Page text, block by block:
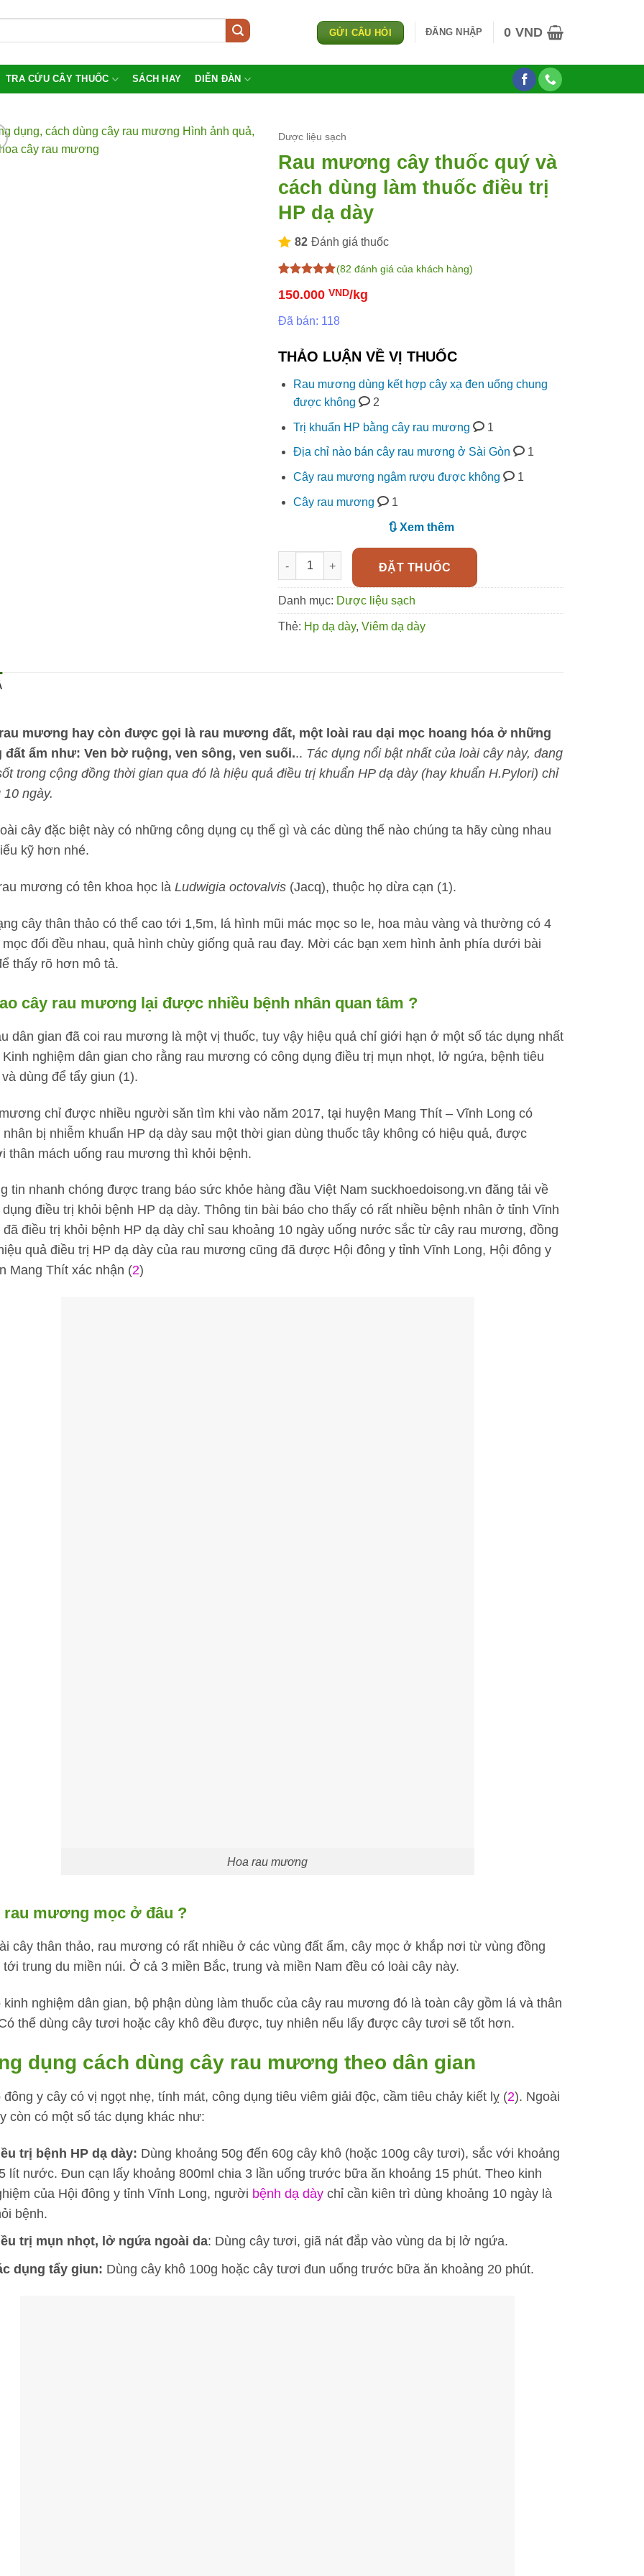
GỬI CÂU HỎI ĐĂNG NHẬP 0 VND
TRA CỨU CÂY THUỐC SÁCH HAY DIỄN ĐÀN
Dược liệu sạch
Rau mương cây thuốc quý và
cách dùng làm thuốc điều trị
HP dạ dày
82 Đánh giá thuốc
dựa trên
(82 đánh giá của khách hàng)
150.000 VND/kg
Đã bán: 118
THẢO LUẬN VỀ VỊ THUỐC
Rau mương dùng kết hợp cây xạ đen uống chung
được không
2
Trị khuẩn HP bằng cây rau mương 1
Địa chỉ nào bán cây rau mương ở Sài Gòn 1
Cây rau mương ngâm rượu được không 1
Cây rau mương 1
🔃 Xem thêm
Rau mương cây thuốc quý và cách dùng làm thuốc điều trị HP dạ dày số
ĐẶT THUỐC
Danh mục: Dược liệu sạch
Thẻ: Hp dạ dày, Viêm dạ dày
mương hay còn được gọi là rau mương đất, một loài rau dại mọc hoang hóa ở những
đất ẩm như: Ven bờ ruộng, ven sông, ven suối... Tác dụng nổi bật nhất của loài cây này, đang
trong cộng đồng thời gian qua đó là hiệu quả điều trị khuẩn HP dạ dày (hay khuẩn H.Pylori) chỉ
10 ngày.
cây đặc biệt này có những công dụng cụ thể gì và các dùng thế nào chúng ta hãy cùng nhau
kỹ hơn nhé.
mương có tên khoa học là Ludwigia octovalvis (Jacq), thuộc họ dừa cạn (1).
cây thân thảo có thể cao tới 1,5m, lá hình mũi mác mọc so le, hoa màu vàng và thường có 4
mọc đối đều nhau, quả hình chùy giống quả rau đay. Mời các bạn xem hình ảnh phía dưới bài
thấy rõ hơn mô tả.
cây rau mương lại được nhiều bệnh nhân quan tâm ?
dân gian đã coi rau mương là một vị thuốc, tuy vậy hiệu quả chỉ giới hạn ở một số tác dụng nhất
Kinh nghiệm dân gian cho rằng rau mương có công dụng điều trị mụn nhọt, lở ngứa, bệnh tiêu
dùng để tẩy giun (1).
chỉ được nhiều người săn tìm khi vào năm 2017, tại huyện Mang Thít – Vĩnh Long có
nhân bị nhiễm khuẩn HP dạ dày sau một thời gian dùng thuốc tây không có hiệu quả, được
thân mách uống rau mương thì khỏi bệnh.
tin nhanh chóng được trang báo sức khỏe hàng đầu Việt Nam suckhoedoisong.vn đăng tải về
điều trị khỏi bệnh HP dạ dày. Thông tin bài báo cho thấy có rất nhiều bệnh nhân ở tỉnh Vĩnh
đã điều trị khỏi bệnh HP dạ dày chỉ sau khoảng 10 ngày uống nước sắc từ cây rau mương, đồng
quả điều trị HP dạ dày của rau mương cũng đã được Hội đông y tỉnh Vĩnh Long, Hội đông y
Mang Thít xác nhận (2)
Hoa rau mương
rau mương mọc ở đâu ?
cây thân thảo, rau mương có rất nhiều ở các vùng đất ẩm, cây mọc ở khắp nơi từ vùng đồng
tới trung du miền núi. Ở cả 3 miền Bắc, trung và miền Nam đều có loài cây này.
kinh nghiệm dân gian, bộ phận dùng làm thuốc của cây rau mương đó là toàn cây gồm lá và thân
thể dùng cây tươi hoặc cây khô đều được, tuy nhiên nếu lấy được cây tươi sẽ tốt hơn.
dụng cách dùng cây rau mương theo dân gian
đông y cây có vị ngọt nhẹ, tính mát, công dụng tiêu viêm giải độc, cầm tiêu chảy kiết lỵ (2). Ngoài
còn có một số tác dụng khác như:
trị bệnh HP dạ dày: Dùng khoảng 50g đến 60g cây khô (hoặc 100g cây tươi), sắc với khoảng
lít nước. Đun cạn lấy khoảng 800ml chia 3 lần uống trước bữa ăn khoảng 15 phút. Theo kinh
của Hội đông y tỉnh Vĩnh Long, người bệnh dạ dàychỉ cần kiên trì dùng khoảng 10 ngày là
bệnh.
trị mụn nhọt, lở ngứa ngoài da: Dùng cây tươi, giã nát đắp vào vùng da bị lở ngứa.
dụng tẩy giun: Dùng cây khô 100g hoặc cây tươi đun uống trước bữa ăn khoảng 20 phút.